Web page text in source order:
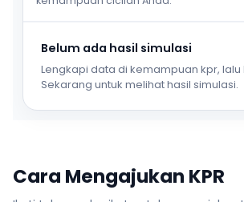
Belum ada hasil simulasi
Lengkapi data di kemampuan kpr, lalu
Sekarang untuk melihat hasil simulasi.
Cara Mengajukan KPR